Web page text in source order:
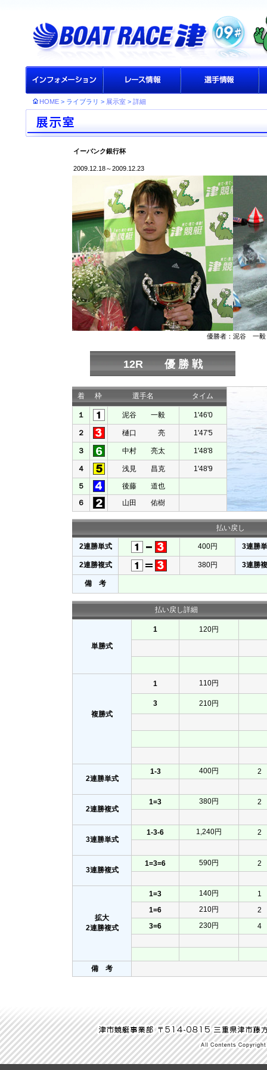
HOME > ライブラリ > 展示室 > 詳細
イーバンク銀行杯
2009.12.18～2009.12.23
優勝者：泥谷 一毅
12R 優 勝 戦
着 枠 選手名 タイム
１ 泥谷 一毅 1'46'0
２ 樋口 亮 1'47'5
３ 中村 亮太 1'48'8
４ 浅見 昌克 1'48'9
５
後藤 道也
６
山田 佑樹
払い戻し
2連勝単式 400円 3連勝
2連勝複式 380円 3連勝
備 考
払い戻し詳細
単勝式
1 120円
複勝式
1 110円
3 210円
2連勝単式
1-3 400円 2
2連勝複式
1=3 380円 2
3連勝単式
1-3-6 1,240円 2
3連勝複式
1=3=6 590円 2
拡大
2連勝複式
1=3 140円
1
1=6
210円
2
3=6
230円 4
備 考